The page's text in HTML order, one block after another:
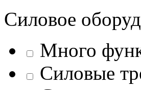
Силовое
Много
Силовые